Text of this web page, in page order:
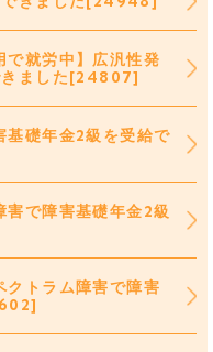
で就労中】広汎性発
きました[24807]
基礎年金2級を受給で
害で障害基礎年金2級
クトラム障害で障害